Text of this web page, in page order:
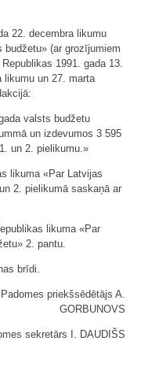
22. decembra likumu
(ar grozījumiem
1991. gada 13.
likumu un 27. marta
valsts budžetu
un izdevumos 3 595
un 2. pielikumu.»
likuma «Par Latvijas
2. pielikumā saskaņā ar
likuma «Par
2. pantu.
brīdi.
priekšsēdētājs A.
GORBUNOVS
sekretārs I. DAUDIŠS